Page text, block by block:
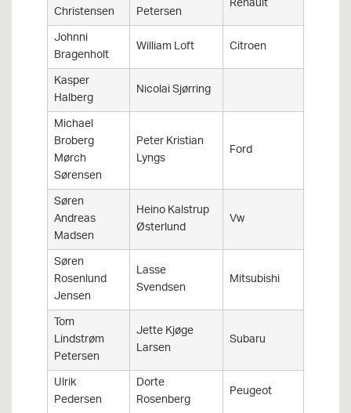
Christensen Petersen
Johnni
Bragenholt William Loft Citroen
Kasper
Halberg
Nicolai Sjørring
Michael
Broberg
Mørch
Sørensen
Peter Kristian
Lyngs Ford
Søren
Andreas
Madsen
Heino Kalstrup
Østerlund Vw
Søren
Rosenlund
Jensen
Lasse
Svendsen Mitsubishi
Tom
Lindstrøm
Petersen
Jette Kjøge
Larsen Subaru
Ulrik
Pedersen
Dorte
Rosenberg Peugeot